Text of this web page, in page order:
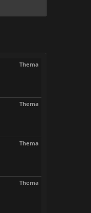
Thema
Thema
Thema
Thema